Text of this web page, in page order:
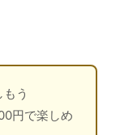
う
円で楽しめ